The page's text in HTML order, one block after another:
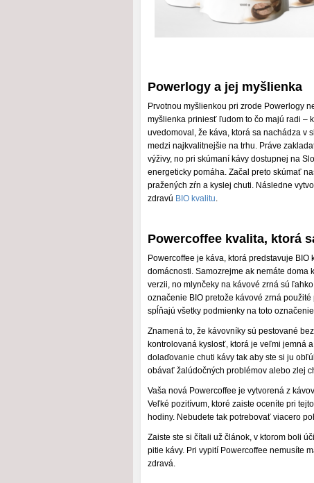
Powerlogy a jej myšlienka
Prvotnou myšlienkou pri zrode Powerlogy
myšlienka priniesť ľudom to čo majú radi –
uvedomoval, že káva, ktorá sa nachádza v
medzi najkvalitnejšie na trhu. Práve
výživy, no pri skúmaní kávy dostupnej na
energeticky pomáha. Začal preto skúmať
pražených zŕn a kyslej chuti. Následne
zdravú BIO kvalitu.
Powercoffee kvalita, ktorá
Powercoffee je káva, ktorá predstavuje
domácnosti. Samozrejme ak nemáte doma
verzii, no mlynčeky na kávové zrná sú
označenie BIO pretože kávové zrná
spĺňajú všetky podmienky na toto
Znamená to, že kávovníky sú pestované
kontrolovaná kyslosť, ktorá je veľmi jemná
dolaďovanie chuti kávy tak aby ste si ju
obávať žalúdočných problémov alebo zlej
Vaša nová Powercoffee je vytvorená z
Veľké pozitívum, ktoré zaiste oceníte pri
hodiny. Nebudete tak potrebovať viacero
Zaiste ste si čítali už článok, v ktorom boli
pitie kávy. Pri vypití Powercoffee nemusíte
zdravá.